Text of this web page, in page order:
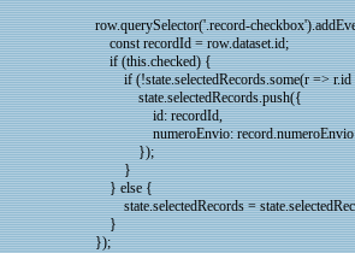
row.querySelector('.record-
const recordId = row.dataset.id;
if (this.checked) {
if (!state.selectedRecords.some(r => r.id
state.selectedRecords.push({
id: recordId,
numeroEnvio: record.numeroEnvio
});
}
} else {
state.selectedRecords =
}
});